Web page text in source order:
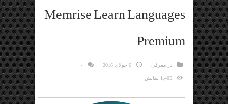
Memrise Learn Languages
Premium
در معرفی 6 جولای 2016 ۰
1,405 نمایش